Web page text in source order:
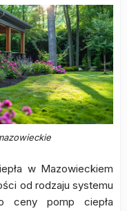
w Mazowieckiem
od rodzaju systemu
ceny pomp ciepła